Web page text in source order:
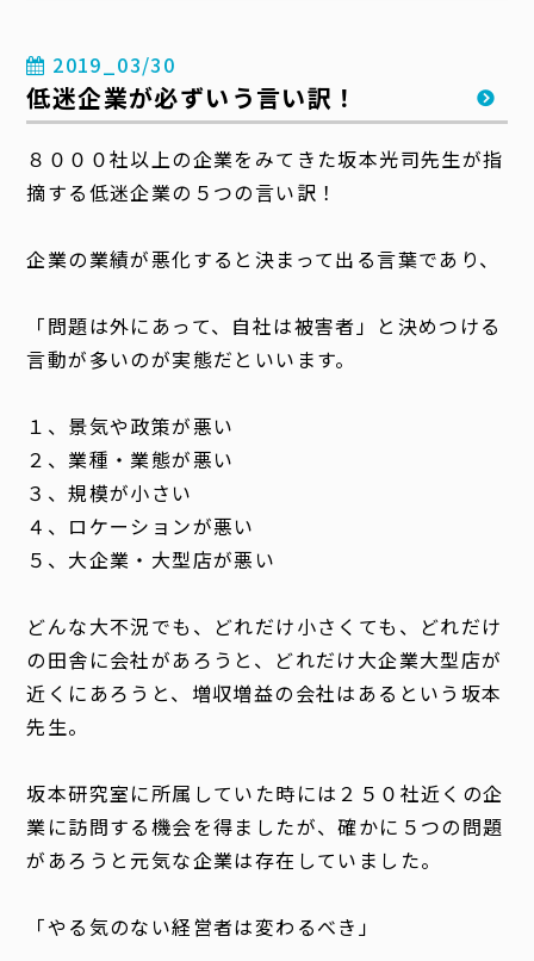
2019_03/30
低迷企業が必ずいう言い訳！
８０００社以上の企業をみてきた坂本光司先生が指
摘する低迷企業の５つの言い訳！
企業の業績が悪化すると決まって出る言葉であり、
「問題は外にあって、自社は被害者」と決めつける
言動が多いのが実態だといいます。
１、景気や政策が悪い
２、業種・業態が悪い
３、規模が小さい
４、ロケーションが悪い
５、大企業・大型店が悪い
どんな大不況でも、どれだけ小さくても、どれだけ
の田舎に会社があろうと、どれだけ大企業大型店が
近くにあろうと、増収増益の会社はあるという坂本
先生。
坂本研究室に所属していた時には２５０社近くの企
業に訪問する機会を得ましたが、確かに５つの問題
があろうと元気な企業は存在していました。
「やる気のない経営者は変わるべき」